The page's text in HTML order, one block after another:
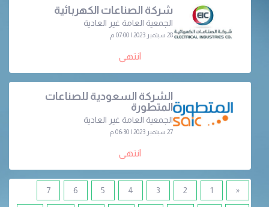
شركة الصناعات الكهربائية
الجمعية العامة غير العادية
28 سبتمبر 2023 | 07:00 م
انتهى
الشركة السعودية للصناعات
المتطورة
الجمعية العامة غير العادية
27 سبتمبر 2023 | 06:30 م
انتهى
«
1
2
3
4
5
6
7